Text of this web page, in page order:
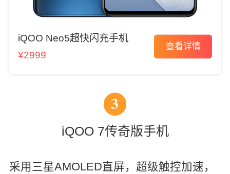
iQOO Neo5超快闪充手机
¥2999
查看详情
3
iQOO 7传奇版手机
采用三星AMOLED直屏，超级触控加速，